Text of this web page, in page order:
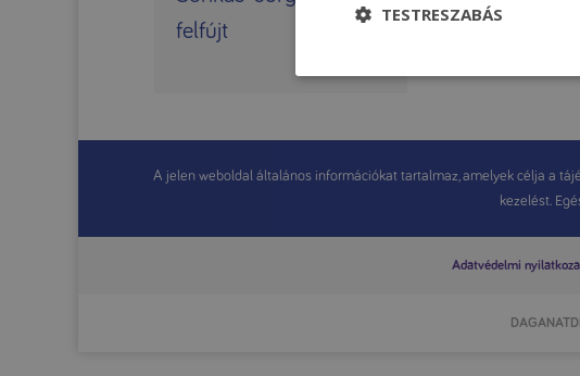
felfújt
A jelen weboldal általános információkat tartalmaz, amelyek célja a
kezelést.
Adatvédelmi
TESTRESZABÁS